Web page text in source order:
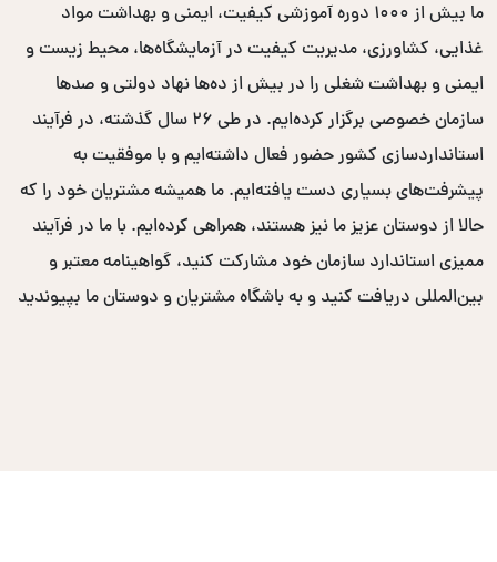
ما بیش از ۱۰۰۰ دوره آموزشی کیفیت، ایمنی و بهداشت مواد
غذایی، کشاورزی، مدیریت کیفیت در آزمایشگاه‌ها، محیط زیست و
ایمنی و بهداشت شغلی را در بیش از ده‌ها نهاد دولتی و صدها
سازمان خصوصی برگزار کرده‌ایم. در طی ۲۶ سال گذشته، در فرآیند
استانداردسازی کشور حضور فعال داشته‌ایم و با موفقیت به
پیشرفت‌های بسیاری دست یافته‌ایم. ما همیشه مشتریان خود را که
حالا از دوستان عزیز ما نیز هستند، همراهی کرده‌ایم. با ما در فرآیند
ممیزی استاندارد سازمان خود مشارکت کنید، گواهینامه معتبر و
بین‌المللی دریافت کنید و به باشگاه مشتریان و دوستان ما بپیوندید